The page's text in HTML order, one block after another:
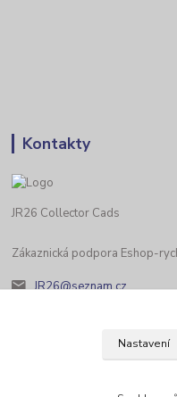
Kontakty
JR26 Collector Cads
Zákaznická podpora Eshop-
JR26@seznam.cz
Nastavení